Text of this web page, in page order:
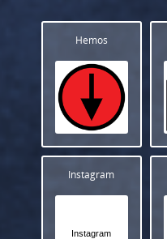
Hemos
Instagram
Instagram